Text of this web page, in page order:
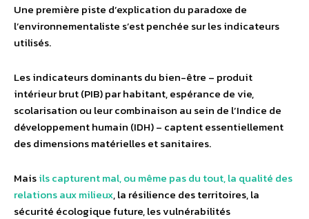
Une première piste d’explication du paradoxe de
l’environnementaliste s’est penchée sur les indicateurs
utilisés.
Les indicateurs dominants du bien-être – produit
intérieur brut (PIB) par habitant, espérance de vie,
scolarisation ou leur combinaison au sein de l’Indice de
développement humain (IDH) – captent essentiellement
des dimensions matérielles et sanitaires.
Maisils capturent mal, ou même pas du tout, la qualité des
relations aux milieux, la résilience des territoires, la
sécurité écologique future, les vulnérabilités